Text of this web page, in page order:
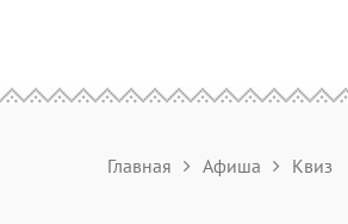
Главная Афиша Квиз